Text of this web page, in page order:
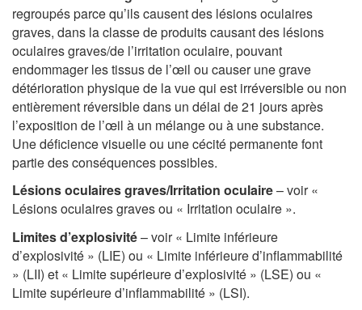
regroupés parce qu’ils causent des lésions oculaires
graves, dans la classe de produits causant des lésions
oculaires graves/de l’irritation oculaire, pouvant
endommager les tissus de l’œil ou causer une grave
détérioration physique de la vue qui est irréversible ou non
entièrement réversible dans un délai de 21 jours après
l’exposition de l’œil à un mélange ou à une substance.
Une déficience visuelle ou une cécité permanente font
partie des conséquences possibles.
Lésions oculaires graves/Irritation oculaire– voir «
Lésions oculaires graves ou « Irritation oculaire ».
Limites d’explosivité– voir « Limite inférieure
d’explosivité » (LIE) ou « Limite inférieure d’inflammabilité
» (LII) et « Limite supérieure d’explosivité » (LSE) ou «
Limite supérieure d’inflammabilité » (LSI).